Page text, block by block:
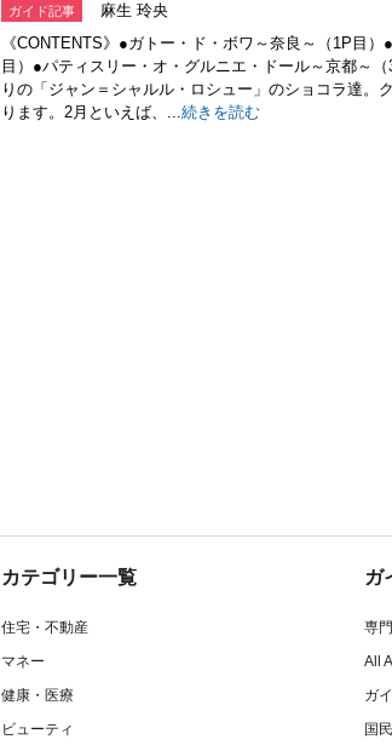
ガイド記事
麻生 玲央
《CONTENTS》●ガトー・ド・ボワ～奈良～（1P目
目）●パティスリー・オ・グルニエ・ドール～京都～
りの「ジャン＝シャルル・ロシュー」のショコラ達。
ります。2月といえば、...続きを読む
カテゴリー一覧
住宅・不動産
マネー
健康・医療
ビューティ
ガ
専
All
ガ
国